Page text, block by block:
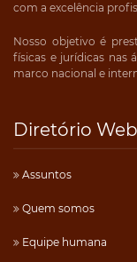
com a excelência
Nosso objetivo é
físicas e jurídicas nas
marco nacional e
Diretório Web
Assuntos
Quem somos
Equipe humana